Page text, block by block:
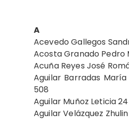
A
Acevedo Gallegos
Acosta Granado Pedro
Acuña Reyes José
Aguilar Barradas
508
Aguilar Muñoz Leticia
Aguilar Velázquez Zhulin